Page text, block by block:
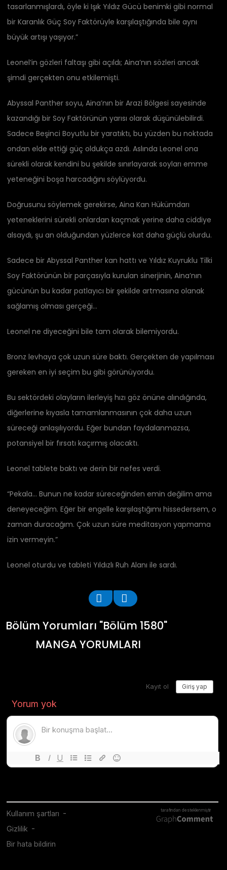
tasarlanmışlardı, öyle ki Işık Yıldız Gücü benimki gibi normal
bir Karanlık Güç Soy Faktörüyle karşılaştığında bile aynı
büyük artışı yaşıyor.”
Leonel’in gözleri faltaşı gibi açıldı; Aina’nın sözleri ancak
şimdi gerçekten onu etkilemişti.
Abyssal Panther soyu, Aina’nın bir Arazi Bölgesi sayesinde
kazandığı bir Soy Faktörünün yarısı olarak düşünülebilirdi.
Sadece Beşinci Boyutlu bir yaratıktı, bu yüzden bu noktada
ondan elde ettiği güç oldukça azdı. Aslında Leonel ona
sürekli olarak kendini bu şekilde sınırlayarak soyları emme
yeteneğini boşa harcadığını söylüyordu.
Doğrusunu söylemek gerekirse, Aina Kan Hükümdarı
yeteneklerini sürekli onlardan kaçmak yerine daha ciddiye
alsaydı, şu an olduğundan yüzlerce kat daha güçlü olurdu.
Sadece bir Abyssal Panther kan hattı ve Yıldız Kuyruklu Tilki
Soy Faktörünün bir parçasıyla kurulan sinerjinin, Aina’nın
gücünün bu kadar patlayıcı bir şekilde artmasına olanak
sağlamış olması gerçeği…
Leonel ne diyeceğini bile tam olarak bilemiyordu.
Bronz levhaya çok uzun süre baktı. Gerçekten de yapılması
gereken en iyi seçim bu gibi görünüyordu.
Bu sektördeki olayların ilerleyiş hızı göz önüne alındığında,
diğerlerine kıyasla tamamlanmasının çok daha uzun
süreceği anlaşılıyordu. Eğer bundan faydalanmazsa,
potansiyel bir fırsatı kaçırmış olacaktı.
Leonel tablete baktı ve derin bir nefes verdi.
“Pekala… Bunun ne kadar süreceğinden emin değilim ama
deneyeceğim. Eğer bir engelle karşılaştığımı hissedersem, o
zaman duracağım. Çok uzun süre meditasyon yapmama
izin vermeyin.”
Leonel oturdu ve tableti Yıldızlı Ruh Alanı ile sardı.
Bölüm Yorumları "Bölüm 1580"
MANGA YORUMLARI